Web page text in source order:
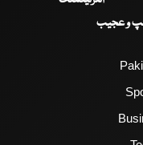
و عجیب